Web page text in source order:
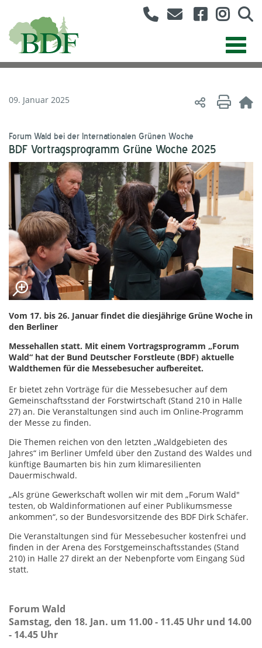
09. Januar 2025
Forum Wald bei der Internationalen Grünen Woche
BDF Vortragsprogramm Grüne Woche 2025
Vom 17. bis 26. Januar findet die diesjährige Grüne Woche in
den Berliner
Messehallen statt. Mit einem Vortragsprogramm „Forum
Wald“ hat der Bund Deutscher Forstleute (BDF) aktuelle
Waldthemen für die Messebesucher aufbereitet.
Er bietet zehn Vorträge für die Messebesucher auf dem
Gemeinschaftsstand der Forstwirtschaft (Stand 210 in Halle
27) an. Die Veranstaltungen sind auch im Online-Programm
der Messe zu finden.
Die Themen reichen von den letzten „Waldgebieten des
Jahres“ im Berliner Umfeld über den Zustand des Waldes und
künftige Baumarten bis hin zum klimaresilienten
Dauermischwald.
„Als grüne Gewerkschaft wollen wir mit dem „Forum Wald"
testen, ob Waldinformationen auf einer Publikumsmesse
ankommen“, so der Bundesvorsitzende des BDF Dirk Schäfer.
Die Veranstaltungen sind für Messebesucher kostenfrei und
finden in der Arena des Forstgemeinschaftsstandes (Stand
210) in Halle 27 direkt an der Nebenpforte vom Eingang Süd
statt.
Forum Wald
Samstag, den 18. Jan. um 11.00 - 11.45 Uhr und 14.00
- 14.45 Uhr